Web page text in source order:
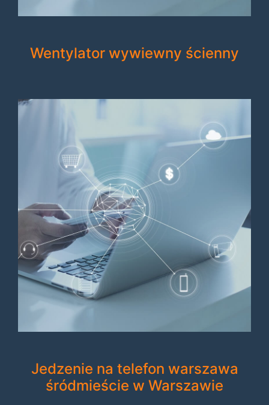
Wentylator wywiewny ścienny
Jedzenie na telefon warszawa
śródmieście w Warszawie